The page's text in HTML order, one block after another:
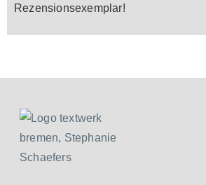
Rezensionsexemplar!